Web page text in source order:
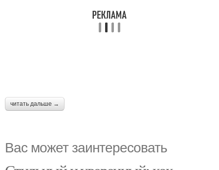
читать дальше →
Вас может заинтересовать